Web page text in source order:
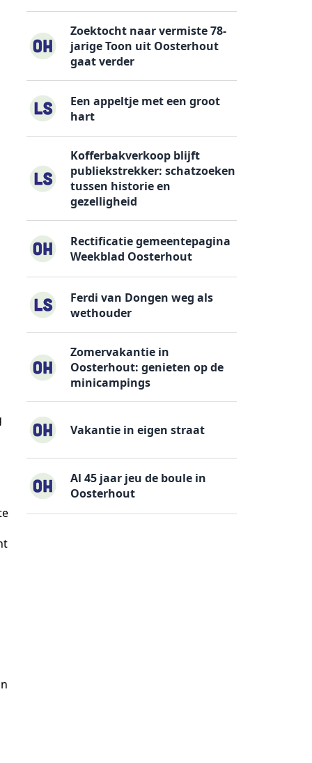
Zoektocht naar vermiste 78-
jarige Toon uit Oosterhout
gaat verder
Een appeltje met een groot
hart
Kofferbakverkoop blijft
publiekstrekker: schatzoeken
tussen historie en
gezelligheid
Rectificatie gemeentepagina
Weekblad Oosterhout
Ferdi van Dongen weg als
wethouder
Zomervakantie in
Oosterhout: genieten op de
minicampings
Vakantie in eigen straat
Al 45 jaar jeu de boule in
Oosterhout